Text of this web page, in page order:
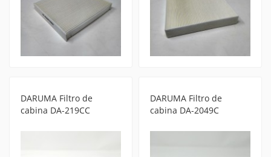
DARUMA Filtro de
cabina DA-219CC
DARUMA Filtro de
cabina DA-2049C